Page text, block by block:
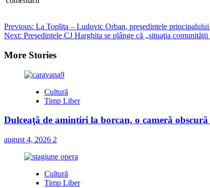
Post
navigation
Previous: La Topliţa – Ludovic Orban, preşedintele
Next: Preşedintele CJ Harghita se plânge că „situaţia
More Stories
Cultură
Timp Liber
Dulceaţă de amintiri la borcan, o cameră
august 4, 2026 2
Cultură
Timp Liber